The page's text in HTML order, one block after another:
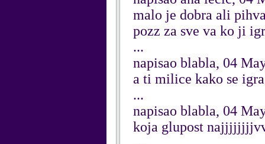
malo je dobra ali
pozz za sve va ko ji
...
napisao blabla, 04
a ti milice kako se
...
napisao blabla, 04
koja glupost